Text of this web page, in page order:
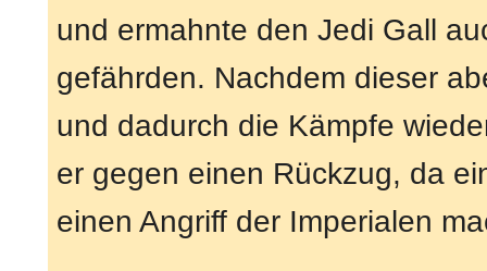
und ermahnte den Jedi Gall
gefährden. Nachdem dieser
und dadurch die Kämpfe
er gegen einen Rückzug, da
einen Angriff der Imperialen